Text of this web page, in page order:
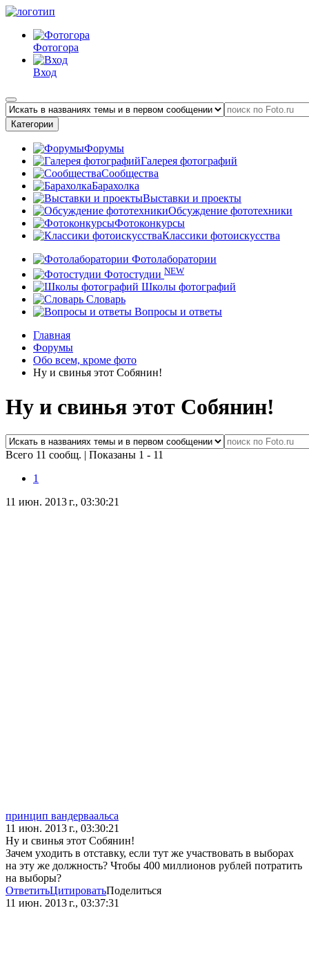
Фотогора
Вход
Категории
Форумы
Галерея фотографий
Сообщества
Барахолка
Выставки и проекты
Обсуждение фототехники
Фотоконкурсы
Классики фотоискусства
Фотолаборатории
Фотостудии NEW
Школы фотографий
Словарь
Вопросы и ответы
Главная
Форумы
Обо всем, кроме фото
Ну и свинья этот Собянин!
Ну и свинья этот Собянин!
Всего 11 сообщ. | Показаны 1 - 11
1
11 июн. 2013 г., 03:30:21
принцип вандерваальса
11 июн. 2013 г., 03:30:21
Ну и свинья этот Собянин!
Зачем уходить в отставку, если тут же участвовать в выборах
на эту же должность? Чтобы 400 миллионов рублей потратить
на выборы?
ОтветитьЦитироватьПоделиться
11 июн. 2013 г., 03:37:31